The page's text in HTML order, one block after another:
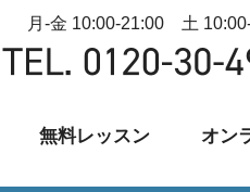
月-金 10:00-21:00 土
無料レッスン オン